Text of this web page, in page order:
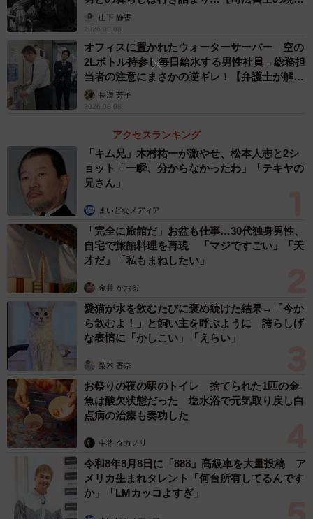
ーAさんを尊重してもらうことはできるのでしょうか？ 妻
は好き勝手に振る舞っているように見えます。
Bさんに「AIが常に正しいわけじゃない」「俺を尊重しろ」
と言っても、一層、反発を招くだけです。相手を変えるの
ではなく、自分を変えることでしか関係性は改善されませ
まずは、自分がどのような夫婦関係を築いていきたいの
か、どんな家庭を作りたいのか、理想の環境をイメージす
るのも大切です。自身の理想の環境が見えたら、一歩ずつ
近づく行動をとっていきましょう。
また、自分と向き合っているうちに、Bさんの振る舞いの背
景に気づき、かける言葉も変わってくるかもしれません。A
さんの言動や行動が変わり、Bさんが「尊重されている」と
感じるようになれば、AさんもBさんから尊重されるように
なるでしょう。
若い体を放っておくのも良くありません。体と心は深い関
わりがあります。早く夜の生活を取り戻そうとするのでは
なく、妻が何を求めているかの意見を聞きながら、距離を
縮めていってください。
いきなり完璧を目指さず、できることから少しずつ変わっ
ていくことをおすすめします。
から】山下 静香
2026.08.08
オフィスに置かれたウォーターサーバー 空の
2Lボトル持参し毎日給水する男性社員→総務担
当者の注意にまさかの逆ギレ！【弁護士が解
説】長澤 芳子
2026.08.08
アクセスランキング
「キム兄」木村祐一が激やせ、松本人志と2シ
ョット「一瞬、分からなかったわ」「テキヤの
兄さん」
まいどなメディア
「完全に旅館だ」お盆も仕事…30代独身男性、
自宅で旅館料理を再現 「マジですごい」「天
才だ」「私もまねしたい」
金井 かおる
愛猫が水を飲むたびに褒め続けた結果→「今か
ら飲むよ！」と飼い主を呼ぶように 誇らしげ
な表情に「かしこい」「えらい」
梨木 香奈
お祭りの夜の駅のトイレ 捨てられた1匹の金
魚は酸欠状態だった 塩水浴で元気取り戻し白
点病の治療も奏功した
中将 タカノリ
令和8年8月8日に「888」高級車を大量投稿 ア
メリカ生まれタレント「何台所有してるんです
か」「LMカッコよすぎ」